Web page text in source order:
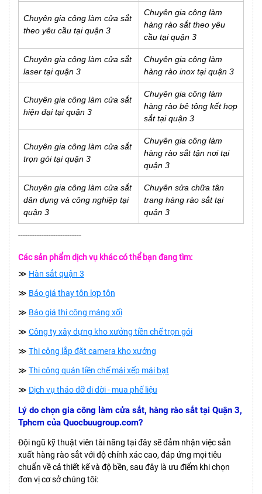
Chuyên gia công làm cửa sắt
theo yêu cầu tại quận 3
Chuyên gia công làm
hàng rào sắt theo yêu
cầu tại quận 3
Chuyên gia công làm cửa sắt
laser tại quận 3
Chuyên gia công làm
hàng rào inox tại quận 3
Chuyên gia công làm cửa sắt
hiện đại tại quận 3
Chuyên gia công làm
hàng rào bê tông kết hợp
sắt tại quận 3
Chuyên gia công làm cửa sắt
trọn gói tại quận 3
Chuyên gia công làm
hàng rào sắt tận nơi tại
quận 3
Chuyên gia công làm cửa sắt
dân dụng và công nghiệp tại
quận 3
Chuyên sửa chữa tân
trang hàng rào sắt tại
quận 3
---------------------------
Các sản phẩm dịch vụ khác có thể bạn đang tìm:
≫ Hàn sắt quận 3
≫ Báo giá thay tôn lợp tôn
≫ Báo giá thi công máng xối
≫ Công ty xây dựng kho xưởng tiền chế trọn gói
≫ Thi công lắp đặt camera kho xưởng
≫ Thi công quán tiền chế mái xếp mái bạt
≫ Dịch vụ tháo dỡ di dời - mua phế liệu
Lý do chọn gia công làm cửa sắt, hàng rào sắt tại Quận 3,
Tphcm của Quocbuugroup.com?
Đội ngũ kỹ thuật viên tài năng tại đây sẽ đảm nhận việc sản
xuất hàng rào sắt với độ chính xác cao, đáp ứng mọi tiêu
chuẩn về cả thiết kế và độ bền, sau đây là ưu điểm khi chọn
đơn vị cơ sở chúng tôi: